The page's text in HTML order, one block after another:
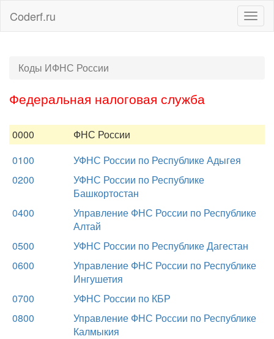
Coderf.ru
Коды ИФНС России
Федеральная налоговая служба
0000
ФНС России
0100
УФНС России по Республике Адыгея
0200
УФНС России по Республике
Башкортостан
0400
Управление ФНС России по Республике
Алтай
0500
УФНС России по Республике Дагестан
0600
Управление ФНС России по Республике
Ингушетия
0700
УФНС России по КБР
0800
Управление ФНС России по Республике
Калмыкия